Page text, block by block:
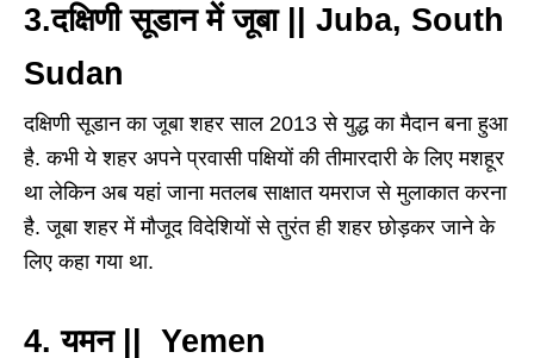
3.दक्षिणी सूडान में जूबा || Juba, South
Sudan
दक्षिणी सूडान का जूबा शहर साल 2013 से युद्ध का मैदान बना हुआ
है. कभी ये शहर अपने प्रवासी पक्षियों की तीमारदारी के लिए मशहूर
था लेकिन अब यहां जाना मतलब साक्षात यमराज से मुलाकात करना
है. जूबा शहर में मौजूद विदेशियों से तुरंत ही शहर छोड़कर जाने के
लिए कहा गया था.
4. यमन || Yemen